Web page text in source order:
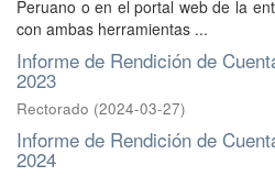
Peruano o en el portal web de la
con ambas herramientas ...
Informe de Rendición de
2023
Rectorado (2024-03-27)
Informe de Rendición de
2024